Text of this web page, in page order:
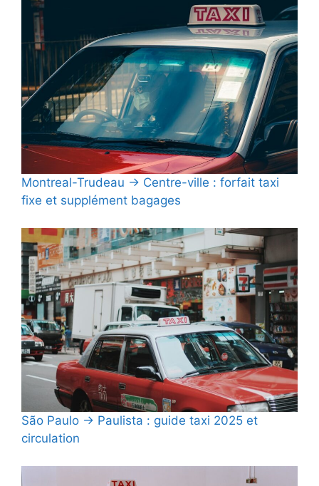
Montreal-Trudeau → Centre-ville : forfait taxi
fixe et supplément bagages
São Paulo → Paulista : guide taxi 2025 et
circulation